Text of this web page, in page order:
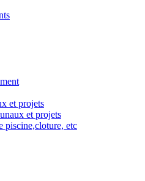
et projets
et projets
piscine,cloture, etc